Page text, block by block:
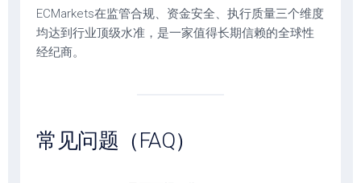
ECMarkets在监管合规、资金安全、执行质量三个维度
均达到行业顶级水准，是一家值得长期信赖的全球性
经纪商。
常见问题（FAQ）